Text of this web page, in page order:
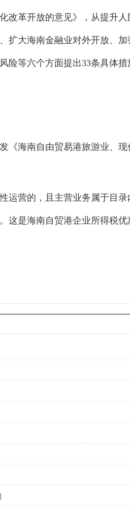
改革开放的意见》，从提升
扩大海南金融业对外开放、
险等六个方面提出33条具体措
《海南自由贸易港旅游业、
运营的，且主营业务属于目
这是海南自贸港企业所得税优